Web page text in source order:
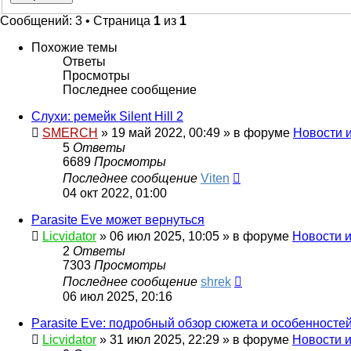
Сообщений: 3 • Страница 1 из 1
Похожие темы
Ответы
Просмотры
Последнее сообщение
Слухи: ремейк Silent Hill 2
SMERCH » 19 май 2022, 00:49 » в форуме Новости
5 Ответы
6689 Просмотры
Последнее сообщение Viten
04 окт 2022, 01:00
Parasite Eve может вернуться
Licvidator » 06 июл 2025, 10:05 » в форуме Новости
2 Ответы
7303 Просмотры
Последнее сообщение shrek
06 июл 2025, 20:16
Parasite Eve: подробный обзор сюжета и особенностей
Licvidator » 31 июл 2025, 22:29 » в форуме Новости